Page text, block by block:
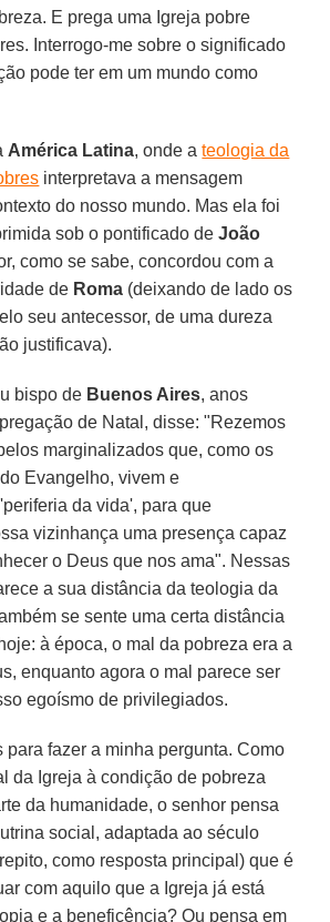
E prega uma Igreja pobre
Interrogo-me sobre o significado
pode ter em um mundo como
América Latina, onde ateologia da
interpretava a mensagem
do nosso mundo. Mas ela foi
sob o pontificado deJoão
como se sabe, concordou com a
de Roma (deixando de lado os
seu antecessor, de uma dureza
justificava).
bispo de Buenos Aires, anos
de Natal, disse: "Rezemos
marginalizados que, como os
Evangelho, vivem e
da vida', para que
vizinhança uma presença capaz
o Deus que nos ama". Nessas
a sua distância da teologia da
se sente uma certa distância
à época, o mal da pobreza era a
enquanto agora o mal parece ser
egoísmo de privilegiados.
para fazer a minha pergunta. Como
da Igreja à condição de pobreza
da humanidade, o senhor pensa
social, adaptada ao século
como resposta principal) que é
com aquilo que a Igreja já está
e a beneficência? Ou pensa em